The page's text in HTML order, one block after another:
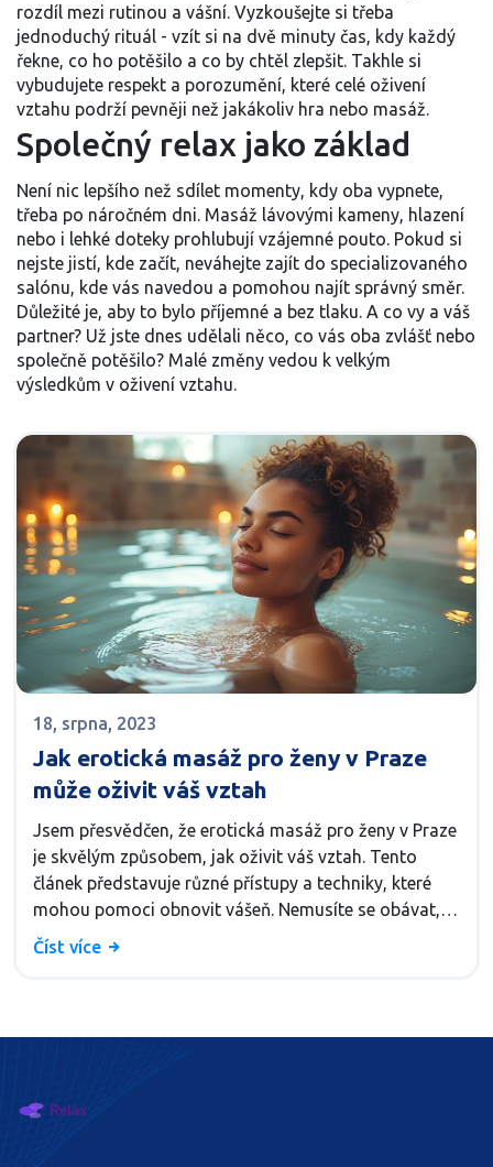
rozdíl mezi rutinou a vášní. Vyzkoušejte si třeba
jednoduchý rituál - vzít si na dvě minuty čas, kdy každý
řekne, co ho potěšilo a co by chtěl zlepšit. Takhle si
vybudujete respekt a porozumění, které celé oživení
vztahu podrží pevněji než jakákoliv hra nebo masáž.
Společný relax jako základ
Není nic lepšího než sdílet momenty, kdy oba vypnete,
třeba po náročném dni. Masáž lávovými kameny, hlazení
nebo i lehké doteky prohlubují vzájemné pouto. Pokud si
nejste jistí, kde začít, neváhejte zajít do specializovaného
salónu, kde vás navedou a pomohou najít správný směr.
Důležité je, aby to bylo příjemné a bez tlaku. A co vy a váš
partner? Už jste dnes udělali něco, co vás oba zvlášť nebo
společně potěšilo? Malé změny vedou k velkým
výsledkům v oživení vztahu.
18, srpna, 2023
Jak erotická masáž pro ženy v Praze
může oživit váš vztah
Jsem přesvědčen, že erotická masáž pro ženy v Praze
je skvělým způsobem, jak oživit váš vztah. Tento
článek představuje různé přístupy a techniky, které
mohou pomoci obnovit vášeň. Nemusíte se obávat,
erotická masáž je nejen relaxační zážitek, ale také
Číst více